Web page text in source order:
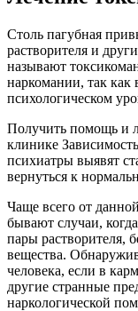
Столь пагубная
растворителя и
называют
наркомании, так как
психологическом
Получить помощь и
клинике
психиатры выявят
вернуться к
Чаще всего от
бывают случаи,
пары растворителя,
вещества.
человека, если в
другие странные
наркологической